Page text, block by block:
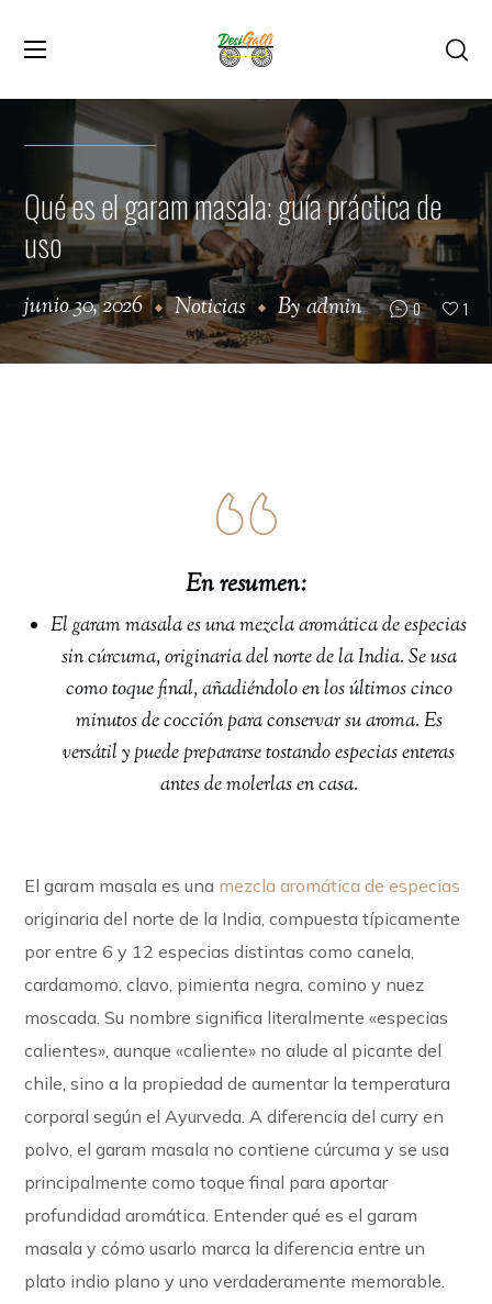
Qué es el garam masala: guía práctica de
uso
junio 30, 2026 Noticias Byadmin 0 1
En resumen:
El garam masala es una mezcla aromática de especias
sin cúrcuma, originaria del norte de la India. Se usa
como toque final, añadiéndolo en los últimos cinco
minutos de cocción para conservar su aroma. Es
versátil y puede prepararse tostando especias enteras
antes de molerlas en casa.
El garam masala es una mezcla aromática de especias
originaria del norte de la India, compuesta típicamente
por entre 6 y 12 especias distintas como canela,
cardamomo, clavo, pimienta negra, comino y nuez
moscada. Su nombre significa literalmente «especias
calientes», aunque «caliente» no alude al picante del
chile, sino a la propiedad de aumentar la temperatura
corporal según el Ayurveda. A diferencia del curry en
polvo, el garam masala no contiene cúrcuma y se usa
principalmente como toque final para aportar
profundidad aromática. Entender qué es el garam
masala y cómo usarlo marca la diferencia entre un
plato indio plano y uno verdaderamente memorable.